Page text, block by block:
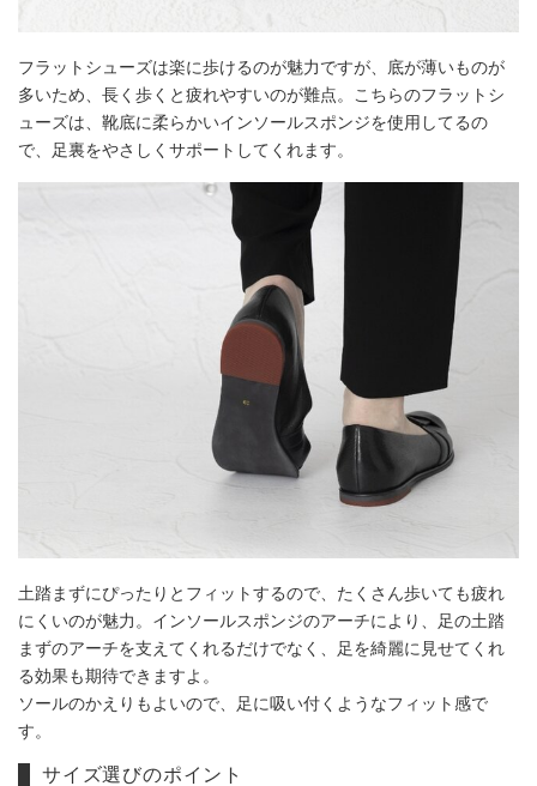
フラットシューズは楽に歩けるのが魅力ですが、底が薄いものが
多いため、長く歩くと疲れやすいのが難点。こちらのフラットシ
ューズは、靴底に柔らかいインソールスポンジを使用してるの
で、足裏をやさしくサポートしてくれます。
土踏まずにぴったりとフィットするので、たくさん歩いても疲れ
にくいのが魅力。インソールスポンジのアーチにより、足の土踏
まずのアーチを支えてくれるだけでなく、足を綺麗に見せてくれ
る効果も期待できますよ。
ソールのかえりもよいので、足に吸い付くようなフィット感で
す。
サイズ選びのポイント